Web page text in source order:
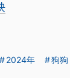
2024年
狗狗